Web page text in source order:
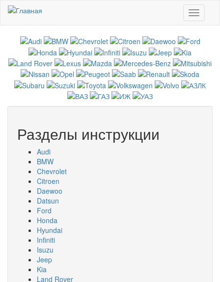
Перейти к основному содержанию
Toggle
Разделы инструкции
Audi
BMW
Chevrolet
Citroen
Daewoo
Datsun
Ford
Honda
Hyundai
Infiniti
Isuzu
Jeep
Kia
Land Rover